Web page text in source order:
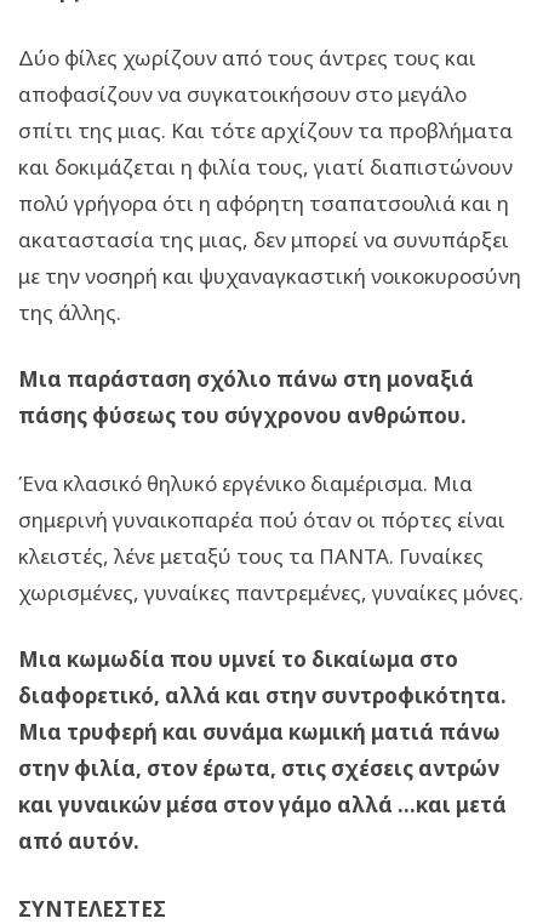
Δύο φίλες χωρίζουν από τους άντρες τους και
αποφασίζουν να συγκατοικήσουν στο μεγάλο
σπίτι της μιας. Και τότε αρχίζουν τα προβλήματα
και δοκιμάζεται η φιλία τους, γιατί διαπιστώνουν
πολύ γρήγορα ότι η αφόρητη τσαπατσουλιά και η
ακαταστασία της μιας, δεν μπορεί να συνυπάρξει
με την νοσηρή και ψυχαναγκαστική νοικοκυροσύνη
της άλλης.
Μια παράσταση σχόλιο πάνω στη μοναξιά
πάσης φύσεως του σύγχρονου ανθρώπου.
Ένα κλασικό θηλυκό εργένικο διαμέρισμα. Μια
σημερινή γυναικοπαρέα πού όταν οι πόρτες είναι
κλειστές, λένε μεταξύ τους τα ΠΑΝΤΑ. Γυναίκες
χωρισμένες, γυναίκες παντρεμένες, γυναίκες μόνες.
Μια κωμωδία που υμνεί το δικαίωμα στο
διαφορετικό, αλλά και στην συντροφικότητα.
Μια τρυφερή και συνάμα κωμική ματιά πάνω
στην φιλία, στον έρωτα, στις σχέσεις αντρών
και γυναικών μέσα στον γάμο αλλά …και μετά
από αυτόν.
ΣΥΝΤΕΛΕΣΤΕΣ